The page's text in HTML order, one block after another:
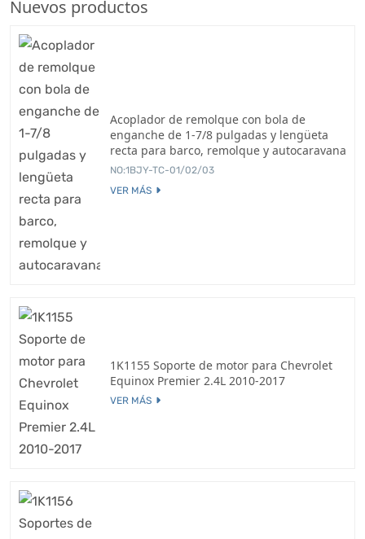
Nuevos productos
Acoplador de remolque con bola de
enganche de 1-7/8 pulgadas y lengüeta
recta para barco, remolque y autocaravana
NO:1BJY-TC-01/02/03
VER MÁS
1K1155 Soporte de motor para Chevrolet
Equinox Premier 2.4L 2010-2017
VER MÁS